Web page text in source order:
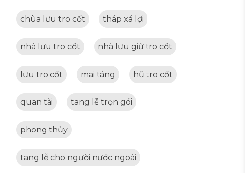
chùa lưu tro cốt tháp xá lợi
nhà lưu tro cốt nhà lưu giữ tro cốt
lưu tro cốt mai táng hũ tro cốt
quan tài tang lễ trọn gói
phong thủy
tang lễ cho người nước ngoài